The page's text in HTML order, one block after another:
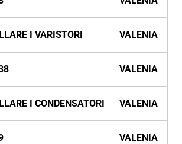
I VARISTORI VALENIA
VALENIA
I CONDENSATORI VALENIA
VALENIA